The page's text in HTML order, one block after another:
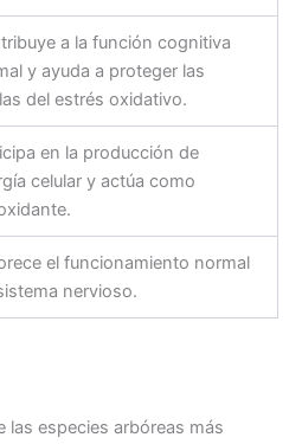
a la función cognitiva
y ayuda a proteger las
del estrés oxidativo.
en la producción de
celular y actúa como
el funcionamiento normal
nervioso.
las especies arbóreas más